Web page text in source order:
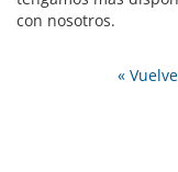
con nosotros.
«